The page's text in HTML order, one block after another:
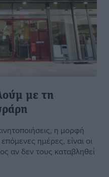
με τη
η μορφή
ημέρες, είναι οι
αν δεν τους καταβληθεί